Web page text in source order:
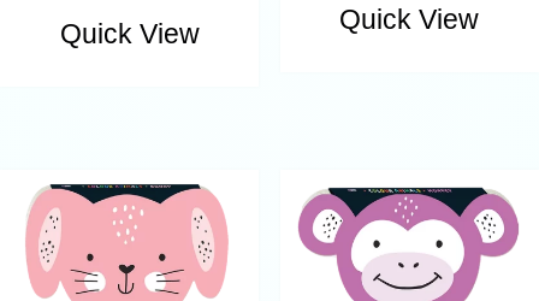
Quick View
Quick View